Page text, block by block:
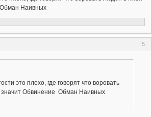
Обман Наивных
5
это плохо, где говорят что воровать
значит Обвинение Обман Наивных